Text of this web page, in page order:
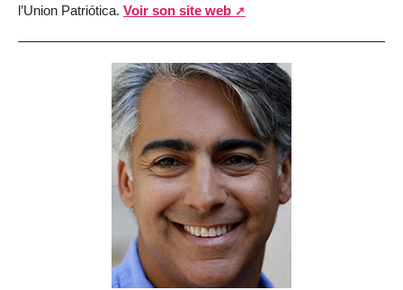
l’Union Patriótica. Voir son site web